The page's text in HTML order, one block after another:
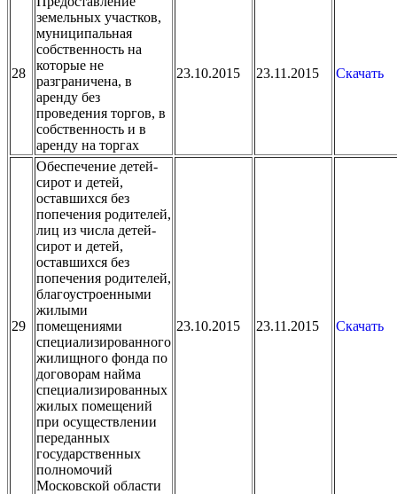
28
земельных участков,
муниципальная
собственность на
которые не
разграничена, в
аренду без
проведения торгов, в
собственность и в
аренду на торгах
23.10.2015 23.11.2015 Скачать
29
Обеспечение детей-
сирот и детей,
оставшихся без
попечения родителей,
лиц из числа детей-
сирот и детей,
оставшихся без
попечения родителей,
благоустроенными
жилыми
помещениями
специализированного
жилищного фонда по
договорам найма
специализированных
жилых помещений
при осуществлении
переданных
государственных
полномочий
Московской области
23.10.2015 23.11.2015 Скачать